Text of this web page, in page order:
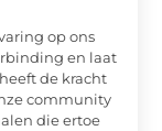
op ons
en laat
de kracht
community
die ertoe